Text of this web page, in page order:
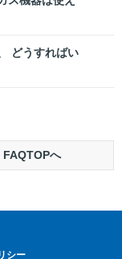
どうすればい
FAQTOPへ
シー